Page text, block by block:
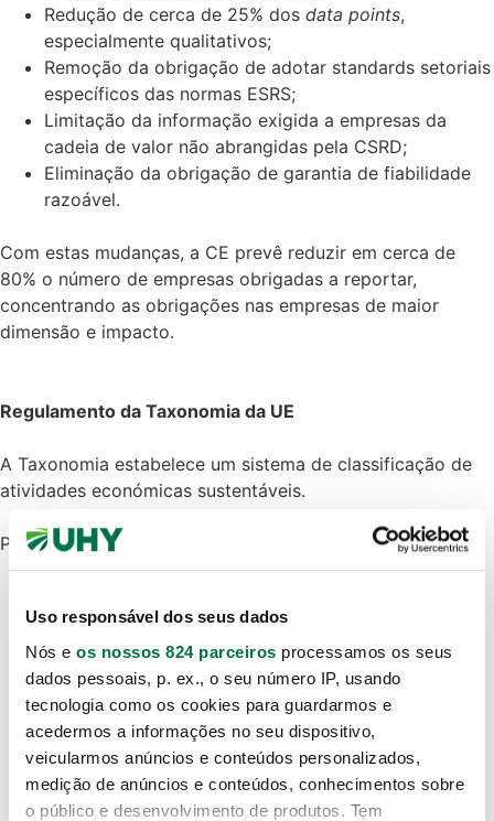
Uso responsável dos seus dados
Nós e os nossos 824 parceiros processamos os seus
dados pessoais, p. ex., o seu número IP, usando
tecnologia como os cookies para guardarmos e
acedermos a informações no seu dispositivo,
veicularmos anúncios e conteúdos personalizados,
medição de anúncios e conteúdos, conhecimentos sobre
o público e desenvolvimento de produtos. Tem
Redução de cerca de 25% dos data points,
especialmente qualitativos;
Remoção da obrigação de adotar standards setoriais
específicos das normas ESRS;
Limitação da informação exigida a empresas da
cadeia de valor não abrangidas pela CSRD;
Eliminação da obrigação de garantia de fiabilidade
razoável.
Com estas mudanças, a CE prevê reduzir em cerca de
80% o número de empresas obrigadas a reportar,
concentrando as obrigações nas empresas de maior
dimensão e impacto.
Regulamento da Taxonomia da UE
A Taxonomia estabelece um sistema de classificação de
atividades económicas sustentáveis.
Propostas de alteração:
Opção de comunicar atividades parcialmente
Apenas empresas com mais de 1.000 colaboradores
e faturação superior a 450 milhões de euros devem
reportar integralmente;
Empresas entre 50 milhões e 450 milhões podem
reportar de forma simplificada;
Redução de 70% da informação exigida;
Revisão dos critérios “Do No Significant Harm”
(DNSH);